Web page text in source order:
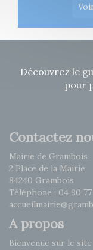
Découvrez le
pour
Contactez
Mairie de Grambois
2 Place de la Mairie
84240 Grambois
Téléphone : 04 90 77
A propos
Bienvenue sur le